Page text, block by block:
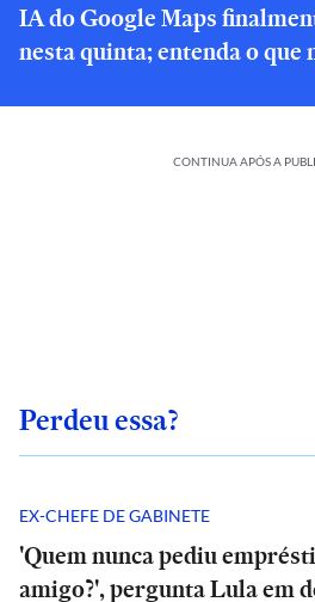
IA do Google Maps
nesta quinta; entenda o que
CONTINUA APÓS A
Perdeu essa?
EX-CHEFE DE GABINETE
'Quem nunca pediu
amigo?', pergunta Lula em